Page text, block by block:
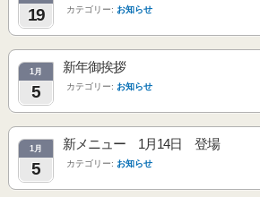
19 カテゴリー: お知らせ
1月
5
新年御挨拶
カテゴリー: お知らせ
1月
5
新メニュー 1月14日 登場
カテゴリー: お知らせ